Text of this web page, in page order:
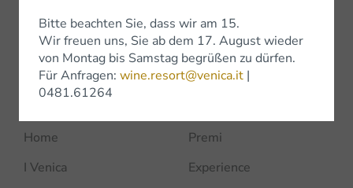
Azienda
Home
I Venica
Premi
Experience
Bitte beachten Sie, dass wir am 15.
Wir freuen uns, Sie ab dem 17. August wieder
von Montag bis Samstag begrüßen zu dürfen.
Für Anfragen: wine.resort@venica.it |
0481.61264